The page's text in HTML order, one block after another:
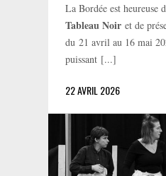
La Bordée est heureuse
Tableau Noir et de
du 21 avril au 16 mai
puissant [...]
22 AVRIL 2026